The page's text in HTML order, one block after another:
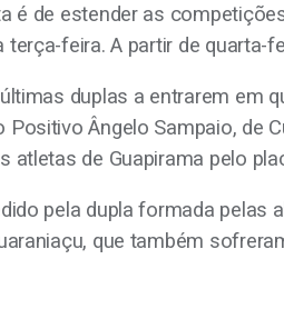
é de estender as
feira. A partir de
duplas a entrarem em
Positivo Ângelo Sampaio, de
atletas de Guapirama pelo
pela dupla formada pelas
que também